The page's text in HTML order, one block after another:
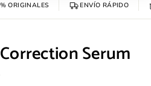
ORIGINALES ENVÍO RÁPIDO
Serum